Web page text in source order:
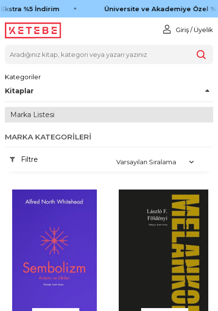
%5 İndirim Üniversite ve Akademiye Özel %45
Giriş / Üyelik
Kategoriler
Kitaplar
Marka Listesi
MARKA KATEGORILERI
Filtre